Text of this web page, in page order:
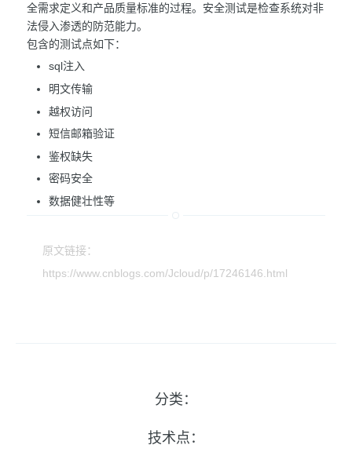
全需求定义和产品质量标准的过程。安全测试是检查系统对非
法侵入渗透的防范能力。
包含的测试点如下：
sql注入
明文传输
越权访问
短信邮箱验证
鉴权缺失
密码安全
数据健壮性等
原文链接：
https://www.cnblogs.com/Jcloud/p/17246146.html
分类：
技术点：